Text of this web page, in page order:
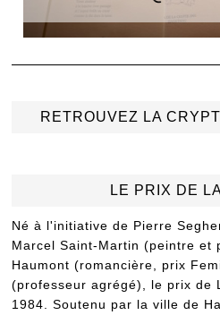
RETROUVEZ LA
LE PRIX DE
Né à l'initiative de Pierre
Marcel Saint-Martin (peintre et
Haumont (romancière, prix
(professeur agrégé), le prix de
1984. Soutenu par la ville de